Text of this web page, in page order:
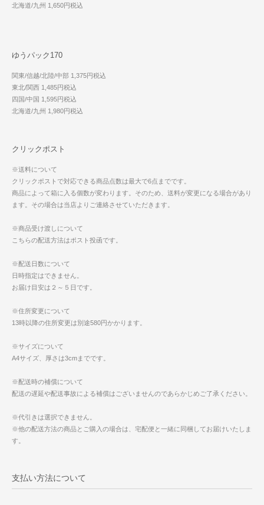
北海道/九州 1,650円税込
ゆうパック170
関東/信越/北陸/中部 1,375円税込
東北/関西 1,485円税込
四国/中国 1,595円税込
北海道/九州 1,980円税込
クリックポスト
※送料について
クリックポストで対応できる商品点数は最大で6点までです。
商品によって箱に入る個数が変わります。そのため、送料が変更になる場合があり
ます。その場合は当店よりご連絡させていただきます。
※商品受け渡しについて
こちらの配送方法はポスト投函です。
※配送日数について
日時指定はできません。
お届け目安は２～５日です。
※住所変更について
13時以降の住所変更は別途580円かかります。
※サイズについて
A4サイズ、厚さは3cmまでです。
※配送時の補償について
配送の遅延や配送事故による補償はございませんのであらかじめご了承ください。
※代引きは選択できません。
※他の配送方法の商品とご購入の場合は、宅配便と一緒に同梱してお届けいたしま
す。
支払い方法について